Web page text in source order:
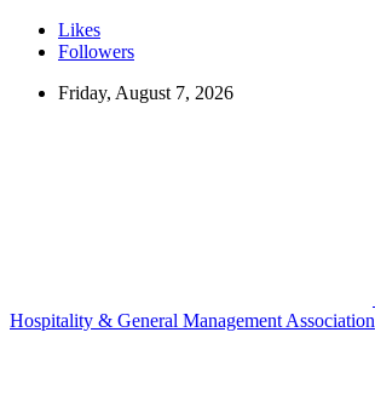
Likes
Followers
Friday, August 7, 2026
Hospitality & General Management Association